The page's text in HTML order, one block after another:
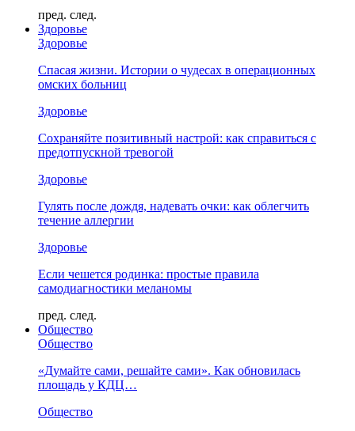
пред. след.
Здоровье
Здоровье
Спасая жизни. Истории о чудесах в операционных
омских больниц
Здоровье
Сохраняйте позитивный настрой: как справиться с
предотпускной тревогой
Здоровье
Гулять после дождя, надевать очки: как облегчить
течение аллергии
Здоровье
Если чешется родинка: простые правила
самодиагностики меланомы
пред. след.
Общество
Общество
«Думайте сами, решайте сами». Как обновилась
площадь у КДЦ…
Общество